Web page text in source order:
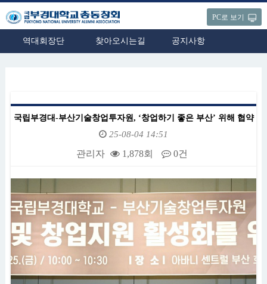
PC로 보기
역대회장단 찾아오시는길 공지사항
국립부경대-부산기술창업투자원, ‘창업하기 좋은 부산’ 위해 협약
25-08-04 14:51
관리자 1,878회 0건